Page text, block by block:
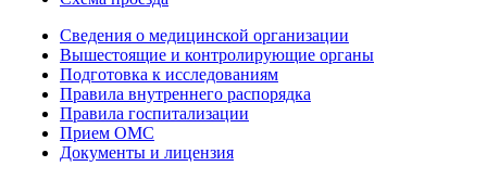
Сведения о медицинской организации
Вышестоящие и контролирующие органы
Подготовка к исследованиям
Правила внутреннего распорядка
Правила госпитализации
Прием ОМС
Документы и лицензия